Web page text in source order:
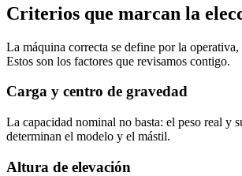
Criterios que marcan la
La máquina correcta se define por la
Estos son los factores que revisamos contigo.
Carga y centro de gravedad
La capacidad nominal no basta: el peso real y
determinan el modelo y el mástil.
Altura de elevación